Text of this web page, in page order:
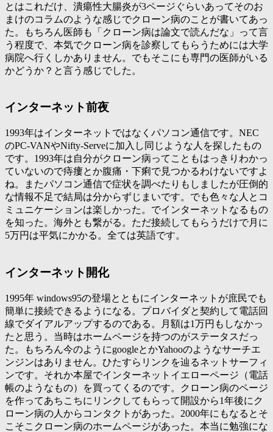
とはこれだけ、潰瘍性大腸炎が3ページぐらいあってそのお
まけのコラムのような感じでクローン病のことが書いてあっ
た。もちろん医師も「 クローン病は論文で読んだな 」って言
う程度で、本気でクローン病を診察してもらうためには大学
病院へ行くしかありません。でもそこにも専門の医師がいる
かどうか？と言う感じでした。
インターネット前夜
1993年はインターネットではなくパソコン通信です。NEC
のPC-VANやNifty-Serveに加入し同じような人を探したもの
です。1993年は自分がクローン病ってこともはっきりわかっ
ていないので痔瘻とか腹痛・下痢で見つかるわけないですよ
ね。またパソコン通信で症状を調べたりもしましたが圧倒的
な情報不足で結局は分からずじまいです。でも色々な人とコ
ミュニケーションは楽しかった。でインターネットなるもの
を知った。海外とも繋がる。ただ接続してもらうだけで月に
5万円は平気にかかる。全ては英語です。
インターネット開化
1995年 windows95の登場とともにインターネットが庶民でも
簡単に接続できるようになる。プロバイダと契約して電話回
線でダイアルアップするのである。月額は1万円もしなかっ
たと思う。当時はホームページを持つのがステータスだっ
た。もちろん今のようにgoogleとかYahooのようなサーチエ
ンジンはありません。ひたすらリンクを辿るネットサーフィ
ンです。それか本屋でインターネットイエローページ（電話
帳のようなもの）を買ってくるのです。クローン病のページ
を作ってあちこちにリンクしてもらって開設から1年後にク
ローン病の人からコンタクトがあった。2000年にもなるとそ
こそこクローン病のホームページがあった。本当に勉強にな